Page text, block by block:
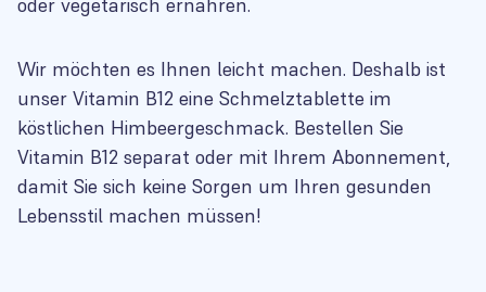
Wir möchten es Ihnen leicht machen. Deshalb ist
unser Vitamin B12 eine Schmelztablette im
köstlichen Himbeergeschmack. Bestellen Sie
Vitamin B12 separat oder mit Ihrem Abonnement,
damit Sie sich keine Sorgen um Ihren gesunden
Lebensstil machen müssen!